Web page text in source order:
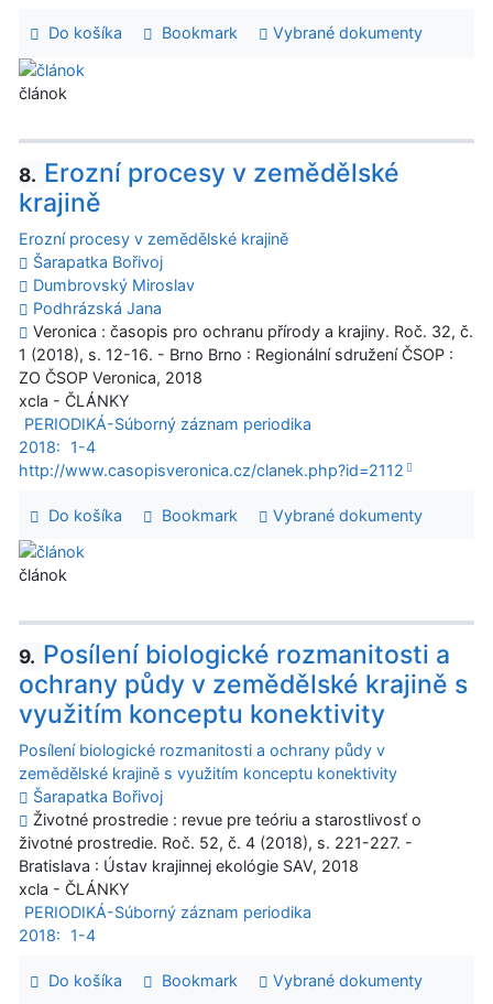
Do košíka Bookmark Vybrané dokumenty
článok
8. Erozní procesy v zemědělské
krajině
Erozní procesy v zemědělské krajině
Šarapatka Bořivoj
Dumbrovský Miroslav
Podhrázská Jana
Veronica : časopis pro ochranu přírody a krajiny. Roč. 32, č.
1 (2018), s. 12-16. - Brno Brno : Regionální sdružení ČSOP :
ZO ČSOP Veronica, 2018
xcla - ČLÁNKY
PERIODIKÁ-Súborný záznam periodika
2018:
1-4
http://www.casopisveronica.cz/clanek.php?id=2112
Do košíka Bookmark Vybrané dokumenty
článok
9. Posílení biologické rozmanitosti a
ochrany půdy v zemědělské krajině s
využitím konceptu konektivity
Posílení biologické rozmanitosti a ochrany půdy v
zemědělské krajině s využitím konceptu konektivity
Šarapatka Bořivoj
Životné prostredie : revue pre teóriu a starostlivosť o
životné prostredie. Roč. 52, č. 4 (2018), s. 221-227. -
Bratislava : Ústav krajinnej ekológie SAV, 2018
xcla - ČLÁNKY
PERIODIKÁ-Súborný záznam periodika
2018:
1-4
Do košíka Bookmark Vybrané dokumenty